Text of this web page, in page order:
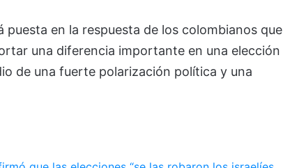
en la respuesta de los colombianos que
una diferencia importante en una elección
de una fuerte polarización política y una